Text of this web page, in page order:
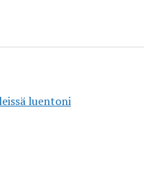
luentoni